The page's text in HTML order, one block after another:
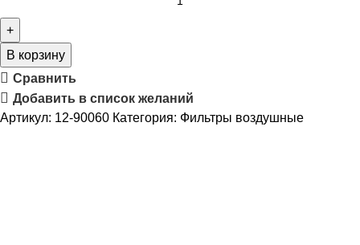
В корзину
Сравнить
Добавить в список желаний
Артикул: 12-90060 Категория: Фильтры воздушные